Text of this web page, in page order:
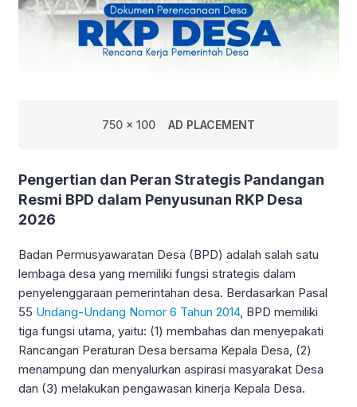
750 x 100 AD PLACEMENT
Pengertian dan Peran Strategis Pandangan
Resmi BPD dalam Penyusunan RKP Desa
2026
Badan Permusyawaratan Desa (BPD) adalah salah satu
lembaga desa yang memiliki fungsi strategis dalam
penyelenggaraan pemerintahan desa. Berdasarkan Pasal
55 Undang-Undang Nomor 6 Tahun 2014, BPD memiliki
tiga fungsi utama, yaitu: (1) membahas dan menyepakati
Rancangan Peraturan Desa bersama Kepala Desa, (2)
menampung dan menyalurkan aspirasi masyarakat Desa
dan (3) melakukan pengawasan kinerja Kepala Desa.